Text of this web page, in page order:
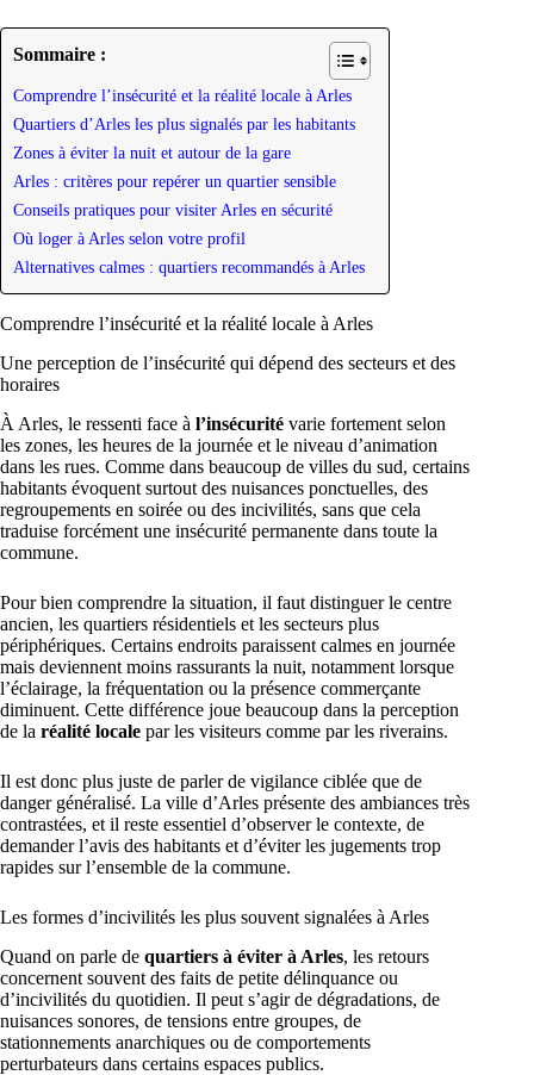
Sommaire :
Comprendre l’insécurité et la réalité locale à Arles
Quartiers d’Arles les plus signalés par les habitants
Zones à éviter la nuit et autour de la gare
Arles : critères pour repérer un quartier sensible
Conseils pratiques pour visiter Arles en sécurité
Où loger à Arles selon votre profil
Alternatives calmes : quartiers recommandés à Arles
Comprendre l’insécurité et la réalité locale à Arles
Une perception de l’insécurité qui dépend des secteurs et des
horaires
À Arles, le ressenti face à l’insécurité varie fortement selon
les zones, les heures de la journée et le niveau d’animation
dans les rues. Comme dans beaucoup de villes du sud, certains
habitants évoquent surtout des nuisances ponctuelles, des
regroupements en soirée ou des incivilités, sans que cela
traduise forcément une insécurité permanente dans toute la
commune.
Pour bien comprendre la situation, il faut distinguer le centre
ancien, les quartiers résidentiels et les secteurs plus
périphériques. Certains endroits paraissent calmes en journée
mais deviennent moins rassurants la nuit, notamment lorsque
l’éclairage, la fréquentation ou la présence commerçante
diminuent. Cette différence joue beaucoup dans la perception
de la réalité locale par les visiteurs comme par les riverains.
Il est donc plus juste de parler de vigilance ciblée que de
danger généralisé. La ville d’Arles présente des ambiances très
contrastées, et il reste essentiel d’observer le contexte, de
demander l’avis des habitants et d’éviter les jugements trop
rapides sur l’ensemble de la commune.
Les formes d’incivilités les plus souvent signalées à Arles
Quand on parle de quartiers à éviter à Arles, les retours
concernent souvent des faits de petite délinquance ou
d’incivilités du quotidien. Il peut s’agir de dégradations, de
nuisances sonores, de tensions entre groupes, de
stationnements anarchiques ou de comportements
perturbateurs dans certains espaces publics.